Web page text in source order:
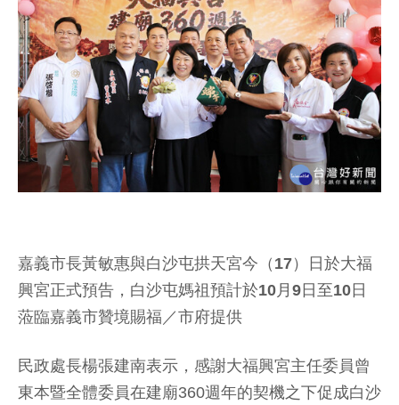
嘉義市長黃敏惠與白沙屯拱天宮今（17）日於大福
興宮正式預告，白沙屯媽祖預計於10月9日至10日
蒞臨嘉義市贊境賜福／市府提供
民政處長楊張建南表示，感謝大福興宮主任委員曾
東本暨全體委員在建廟360週年的契機之下促成白沙